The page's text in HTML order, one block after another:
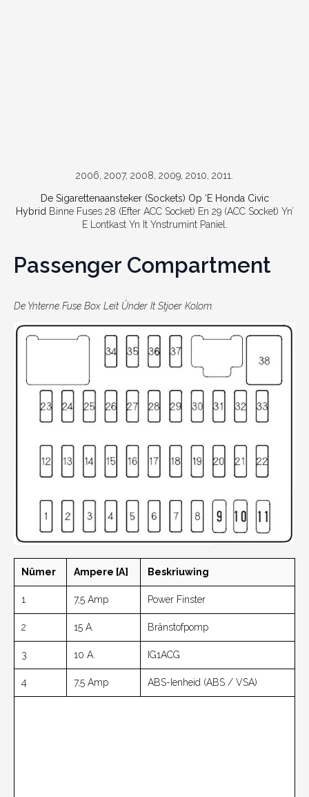
2006, 2007, 2008, 2009, 2010, 2011.
De Sigarettenaansteker (sockets) Op ‘e Honda Civic
Hybrid Binne Fuses 28 (efter ACC Socket) En 29 (ACC Socket) Yn’
E Lontkast Yn It Ynstrumint Paniel.
Passenger Compartment
De Ynterne Fuse Box Leit Ûnder It Stjoer Kolom.
Nûmer Ampere [A] Beskriuwing
1 7,5 Amp Power Finster
2 15 A. Brânstofpomp
3 10 A. IG1ACG
4 7,5 Amp ABS-Ienheid (ABS / VSA)